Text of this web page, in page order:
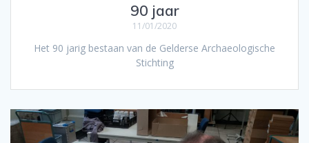
90 jaar
11/01/2020
Het 90 jarig bestaan van de Gelderse Archaeologische
Stichting